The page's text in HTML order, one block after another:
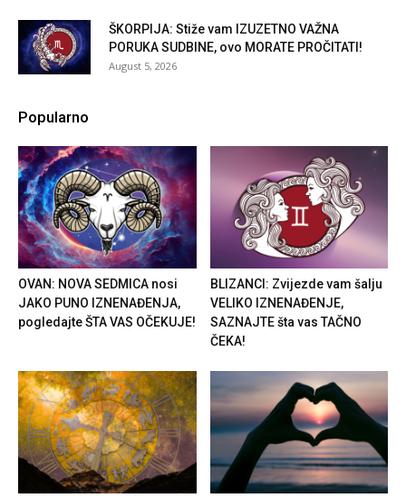
ŠKORPIJA: Stiže vam IZUZETNO VAŽNA
PORUKA SUDBINE, ovo MORATE PROČITATI!
August 5, 2026
Popularno
OVAN: NOVA SEDMICA nosi
JAKO PUNO IZNENAĐENJA,
pogledajte ŠTA VAS OČEKUJE!
BLIZANCI: Zvijezde vam šalju
VELIKO IZNENAĐENJE,
SAZNAJTE šta vas TAČNO
ČEKA!